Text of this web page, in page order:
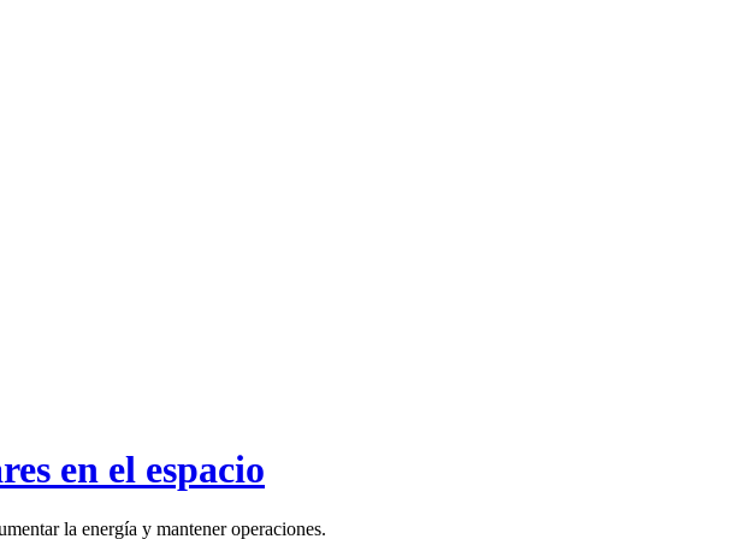
en el espacio
la energía y mantener operaciones.